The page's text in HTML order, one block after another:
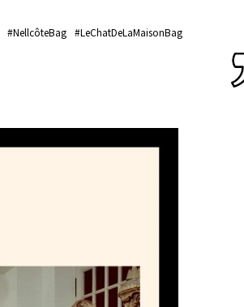
#NellcôteBag #LeChatDeLaMaisonBag